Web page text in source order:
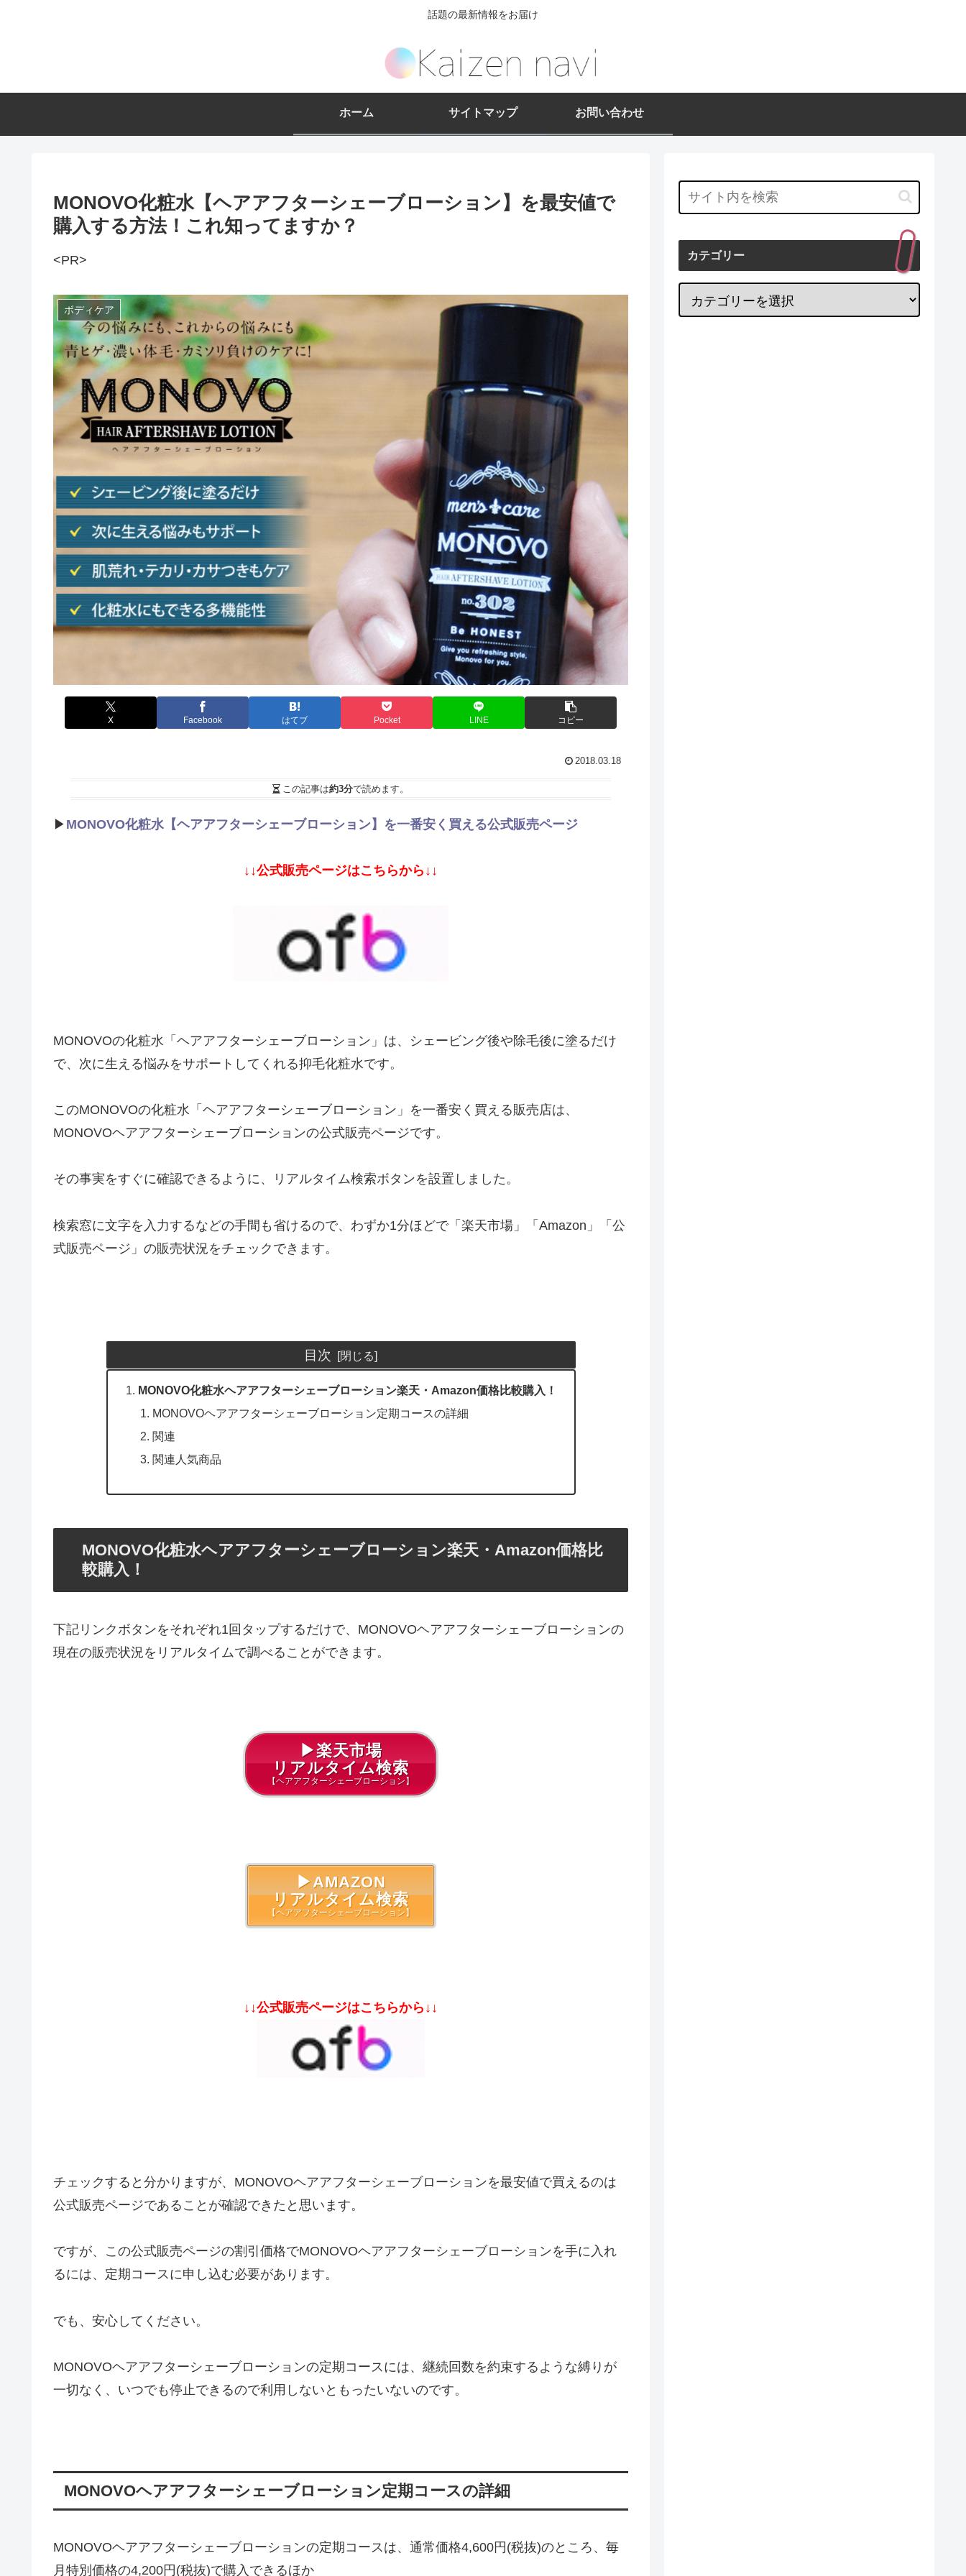
話題の最新情報をお届け
ホーム サイトマップ お問い合わせ
MONOVO化粧水【ヘアアフターシェーブローション】を最安値で
購入する方法！これ知ってますか？
<PR>
ボディケア
X Facebook はてブ Pocket LINE コピー
2018.03.18
この記事は約3分で読めます。
▶ MONOVO化粧水【ヘアアフターシェーブローション】を一番安く買える公式販売ページ
↓↓公式販売ページはこちらから↓↓
MONOVOの化粧水「ヘアアフターシェーブローション」は、シェービング後や除毛後に塗るだけ
で、次に生える悩みをサポートしてくれる抑毛化粧水です。
このMONOVOの化粧水「ヘアアフターシェーブローション」を一番安く買える販売店は、
MONOVOヘアアフターシェーブローションの公式販売ページです。
その事実をすぐに確認できるように、リアルタイム検索ボタンを設置しました。
検索窓に文字を入力するなどの手間も省けるので、わずか1分ほどで「楽天市場」「Amazon」「公
式販売ページ」の販売状況をチェックできます。
目次
MONOVO化粧水ヘアアフターシェーブローション楽天・Amazon価格比較購入！
MONOVOヘアアフターシェーブローション定期コースの詳細
関連
関連人気商品
MONOVO化粧水ヘアアフターシェーブローション楽天・Amazon価格比
較購入！
下記リンクボタンをそれぞれ1回タップするだけで、MONOVOヘアアフターシェーブローションの
現在の販売状況をリアルタイムで調べることができます。
▶楽天市場
リアルタイム検索
【ヘアアフターシェーブローション】
▶AMAZON
リアルタイム検索
【ヘアアフターシェーブローション】
↓↓公式販売ページはこちらから↓↓
チェックすると分かりますが、MONOVOヘアアフターシェーブローションを最安値で買えるのは
公式販売ページであることが確認できたと思います。
ですが、この公式販売ページの割引価格でMONOVOヘアアフターシェーブローションを手に入れ
るには、定期コースに申し込む必要があります。
でも、安心してください。
MONOVOヘアアフターシェーブローションの定期コースには、継続回数を約束するような縛りが
一切なく、いつでも停止できるので利用しないともったいないのです。
MONOVOヘアアフターシェーブローション定期コースの詳細
MONOVOヘアアフターシェーブローションの定期コースは、通常価格4,600円(税抜)のところ、毎
月特別価格の4,200円(税抜)で購入できるほか
カテゴリー